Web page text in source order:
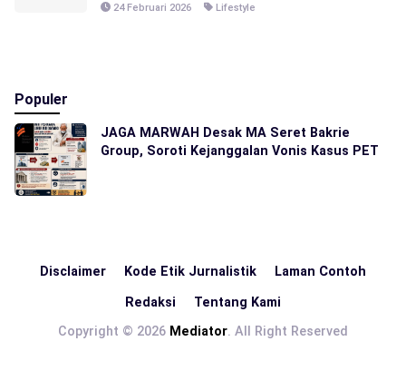
24 Februari 2026 Lifestyle
Populer
JAGA MARWAH Desak MA Seret Bakrie
Group, Soroti Kejanggalan Vonis Kasus PET
Disclaimer Kode Etik Jurnalistik Laman Contoh
Redaksi
Tentang Kami
Copyright © 2026 Mediator. All Right Reserved